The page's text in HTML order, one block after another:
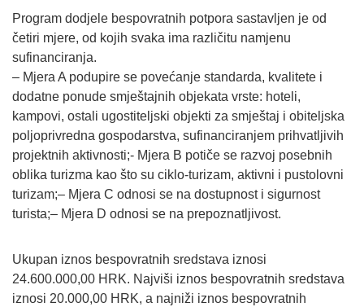
Program dodjele bespovratnih potpora sastavljen je od
četiri mjere, od kojih svaka ima različitu namjenu
sufinanciranja.
– Mjera A podupire se povećanje standarda, kvalitete i
dodatne ponude smještajnih objekata vrste: hoteli,
kampovi, ostali ugostiteljski objekti za smještaj i obiteljska
poljoprivredna gospodarstva, sufinanciranjem prihvatljivih
projektnih aktivnosti;- Mjera B potiče se razvoj posebnih
oblika turizma kao što su ciklo-turizam, aktivni i pustolovni
turizam;– Mjera C odnosi se na dostupnost i sigurnost
turista;– Mjera D odnosi se na prepoznatljivost.
Ukupan iznos bespovratnih sredstava iznosi
24.600.000,00 HRK. Najviši iznos bespovratnih sredstava
iznosi 20.000,00 HRK, a najniži iznos bespovratnih